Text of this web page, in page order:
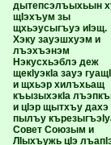
дытепсэлъыхьын
щIэхъум зы
щхьэусыгъуэ иIэщ.
Хэку зауэшхуэм и
лъэхъэнэм
Нэкусхьэблэ деж
щекIуэкIа зауэ
и щхьэр хилъхьащ
къызыхэкIа
и цIэр щытхъу дахэ
пылъу
Совет Союзым и
ЛIыхъужь цIэ